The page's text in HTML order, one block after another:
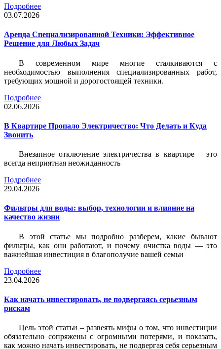
Подробнее
03.07.2026
Аренда Специализированной Техники: Эффективное
Решение для Любых Задач
В современном мире многие сталкиваются с
необходимостью выполнения специализированных работ,
требующих мощной и дорогостоящей техники.
Подробнее
02.06.2026
В Квартире Пропало Электричество: Что Делать и Куда
Звонить
Внезапное отключение электричества в квартире – это
всегда неприятная неожиданность
Подробнее
29.04.2026
Фильтры для воды: выбор, технологии и влияние на
качество жизни
В этой статье мы подробно разберем, какие бывают
фильтры, как они работают, и почему очистка воды — это
важнейшая инвестиция в благополучие вашей семьи
Подробнее
23.04.2026
Как начать инвестировать, не подвергаясь серьезным
рискам
Цель этой статьи – развеять мифы о том, что инвестиции
обязательно сопряжены с огромными потерями, и показать,
как можно начать инвестировать, не подвергая себя серьезным